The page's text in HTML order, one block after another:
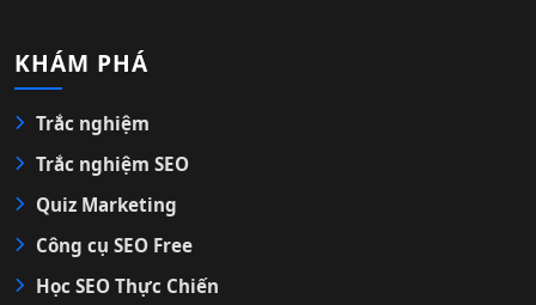
KHÁM PHÁ
Trắc nghiệm
Trắc nghiệm SEO
Quiz Marketing
Công cụ SEO Free
Học SEO Thực Chiến